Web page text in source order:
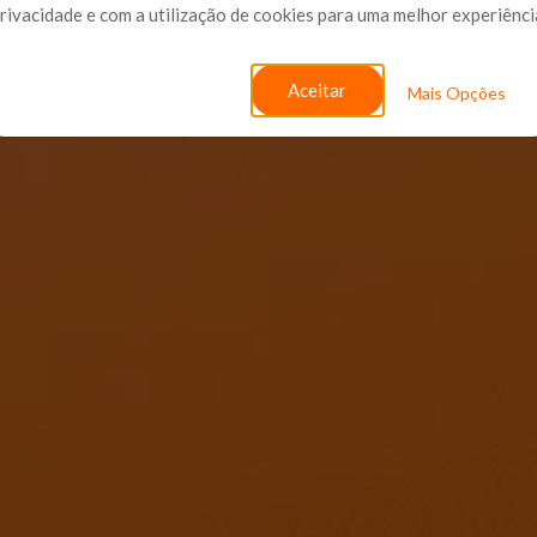
e com a utilização de cookies para uma melhor
Aceitar Mais Opções